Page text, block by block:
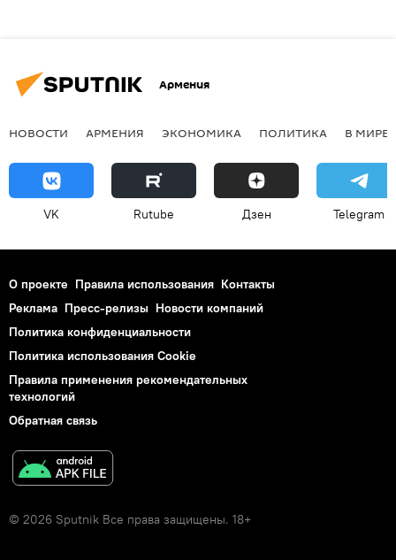
Армения
НОВОСТИ АРМЕНИЯ ЭКОНОМИКА ПОЛИТИКА В МИРЕ
VK Rutube Дзен Telegram
О проекте Правила использования Контакты
Реклама Пресс-релизы Новости компаний
Политика конфиденциальности
Политика использования Cookie
Правила применения рекомендательных
технологий
Обратная связь
© 2026 Sputnik Все права защищены. 18+